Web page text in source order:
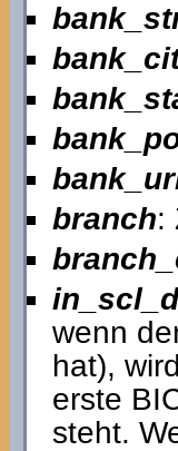
branch:
wenn
hat),
erste
steht.